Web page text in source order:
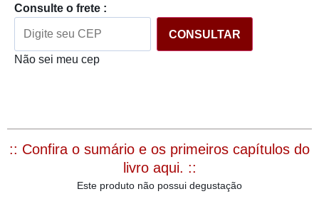
Consulte o frete :
CONSULTAR
Não sei meu cep
:: Confira o sumário e os primeiros capítulos do
livro aqui. ::
Este produto não possui degustação